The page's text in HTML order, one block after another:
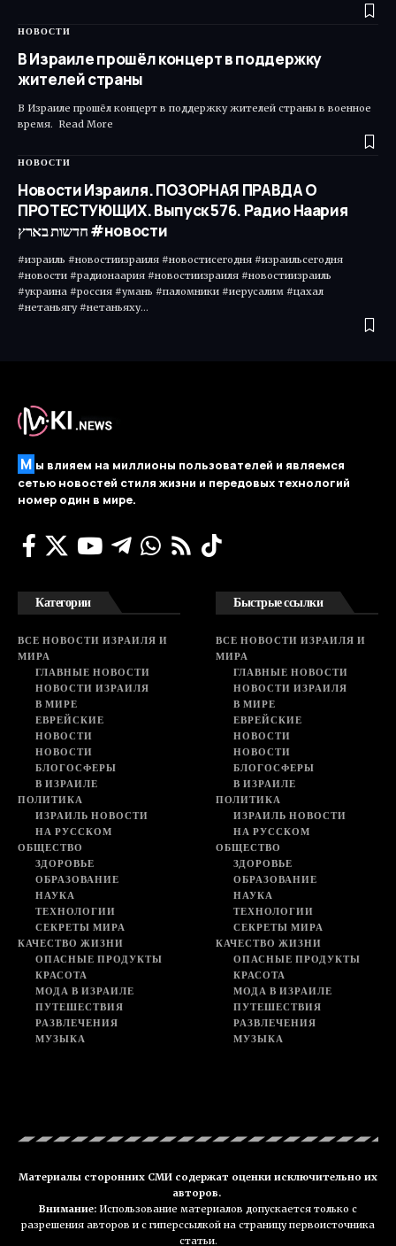
НОВОСТИ
В Израиле прошёл концерт в поддержку
жителей страны
В Израиле прошёл концерт в поддержку жителей страны в военное
время. ​ Read More
НОВОСТИ
Новости Израиля. ПОЗОРНАЯ ПРАВДА О
ПРОТЕСТУЮЩИХ. Выпуск 576. Радио Наария
חדשות בארץ #новости
#израиль #новостиизраиля #новостисегодня #израильсегодня
#новости #радионаария #новостиизраиля #новостиизраиль
#украина #россия #умань #паломники #иерусалим #цахал
#нетаньягу #нетаньяху…
М ы влияем на миллионы пользователей и являемся
сетью новостей стиля жизни и передовых технологий
номер один в мире.
Категории
ВСЕ НОВОСТИ ИЗРАИЛЯ И
МИРА
ГЛАВНЫЕ НОВОСТИ
НОВОСТИ ИЗРАИЛЯ
В МИРЕ
ЕВРЕЙСКИЕ
НОВОСТИ
НОВОСТИ
БЛОГОСФЕРЫ
В ИЗРАИЛЕ
ПОЛИТИКА
ИЗРАИЛЬ НОВОСТИ
НА РУССКОМ
ОБЩЕСТВО
ЗДОРОВЬЕ
ОБРАЗОВАНИЕ
НАУКА
ТЕХНОЛОГИИ
СЕКРЕТЫ МИРА
КАЧЕСТВО ЖИЗНИ
ОПАСНЫЕ ПРОДУКТЫ
КРАСОТА
МОДА В ИЗРАИЛЕ
ПУТЕШЕСТВИЯ
РАЗВЛЕЧЕНИЯ
МУЗЫКА
Быстрые ссылки
ВСЕ НОВОСТИ ИЗРАИЛЯ И
МИРА
ГЛАВНЫЕ НОВОСТИ
НОВОСТИ ИЗРАИЛЯ
В МИРЕ
ЕВРЕЙСКИЕ
НОВОСТИ
НОВОСТИ
БЛОГОСФЕРЫ
В ИЗРАИЛЕ
ПОЛИТИКА
ИЗРАИЛЬ НОВОСТИ
НА РУССКОМ
ОБЩЕСТВО
ЗДОРОВЬЕ
ОБРАЗОВАНИЕ
НАУКА
ТЕХНОЛОГИИ
СЕКРЕТЫ МИРА
КАЧЕСТВО ЖИЗНИ
ОПАСНЫЕ ПРОДУКТЫ
КРАСОТА
МОДА В ИЗРАИЛЕ
ПУТЕШЕСТВИЯ
РАЗВЛЕЧЕНИЯ
МУЗЫКА
Материалы сторонних СМИ содержат оценки исключительно их
авторов.
Внимание: Использование материалов допускается только с
разрешения авторов и с гиперссылкой на страницу первоисточника
статьи.